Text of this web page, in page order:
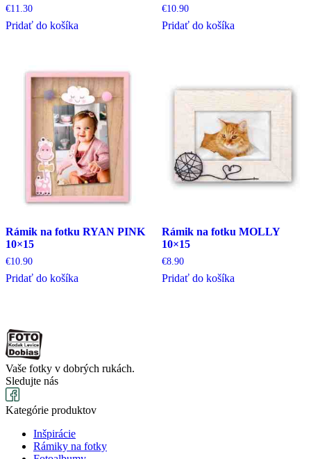
€11.30
Pridať do košíka
€10.90
Pridať do košíka
Rámik na fotku RYAN PINK
10×15
€10.90
Pridať do košíka
Rámik na fotku MOLLY
10×15
€8.90
Pridať do košíka
Vaše fotky v dobrých rukách.
Sledujte nás
Kategórie produktov
Inšpirácie
Rámiky na fotky